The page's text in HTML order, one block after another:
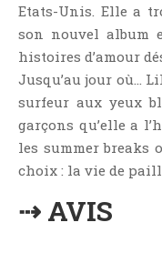
Critiques Express
Développement
Drame
Dystopie
Epistolaire
Fait Divers
Etats-Unis. Elle a
son nouvel album
histoires d’amour
Jusqu’au jour où…
surfeur aux yeux
garçons qu’elle a
les summer breaks
choix : la vie de
⇢ AVIS